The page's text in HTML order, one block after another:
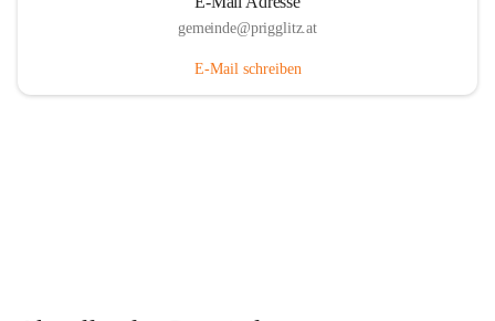
gemeinde@prigglitz.at
E-Mail schreiben